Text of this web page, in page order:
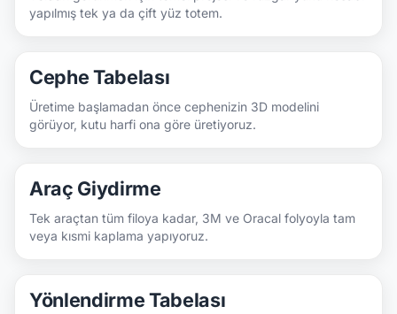
yapılmış tek ya da çift yüz totem.
Cephe Tabelası
Üretime başlamadan önce cephenizin 3D modelini
görüyor, kutu harfi ona göre üretiyoruz.
Araç Giydirme
Tek araçtan tüm filoya kadar, 3M ve Oracal folyoyla tam
veya kısmi kaplama yapıyoruz.
Yönlendirme Tabelası